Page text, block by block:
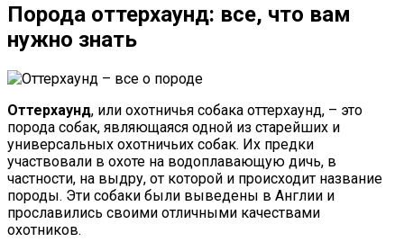
Порода оттерхаунд: все, что вам
нужно знать
Оттерхаунд, или охотничья собака оттерхаунд, – это
порода собак, являющаяся одной из старейших и
универсальных охотничьих собак. Их предки
участвовали в охоте на водоплавающую дичь, в
частности, на выдру, от которой и происходит название
породы. Эти собаки были выведены в Англии и
прославились своими отличными качествами
охотников.